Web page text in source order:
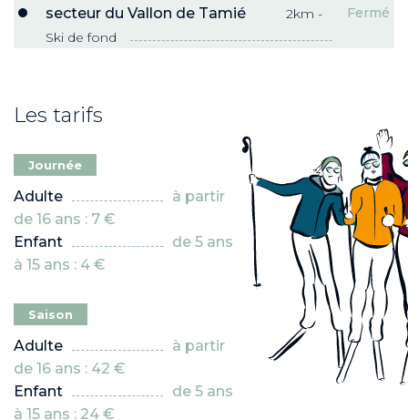
son espace !”
?
ET
secteur du Vallon de Tamié
2km -
Ski de fond
Fermé
Les tarifs
Journée
adulte
à partir
de 16 ans : 7 €
enfant
de 5 ans
à 15 ans : 4 €
Saison
adulte
à partir
de 16 ans : 42 €
enfant
de 5 ans
à 15 ans : 24 €